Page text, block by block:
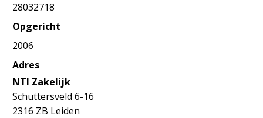
28032718
Opgericht
2006
Adres
NTI Zakelijk
Schuttersveld 6-16
2316 ZB Leiden